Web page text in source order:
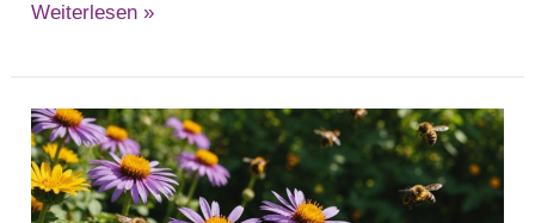
Weiterlesen »
Die
besten
Blumen